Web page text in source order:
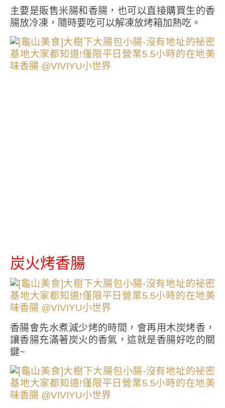
主要是販售米腸和香腸，也可以直接購買生的香
腸放冷凍，隨時要吃可以解凍放烤箱加熱吃。
炭火烤香腸
香腸會先水煮減少烤的時間，會再用木炭烤香，
讓香腸充滿著炭火的香氣，這就是香腸好吃的關
鍵~